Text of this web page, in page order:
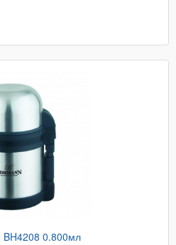
на...
BH4208 0.800мл